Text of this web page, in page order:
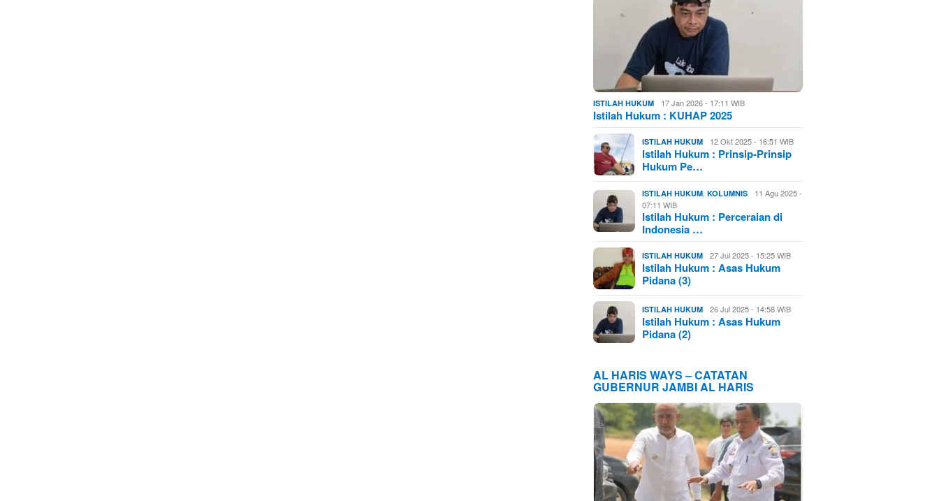
ISTILAH HUKUM 17 Jan 2026 - 17:11 WIB
Istilah Hukum : KUHAP 2025
ISTILAH HUKUM 12 Okt 2025 - 16:51 WIB
Istilah Hukum : Prinsip-Prinsip
Hukum Pe…
ISTILAH HUKUM ,KOLUMNIS
11 Agu 2025 -
07:11 WIB
Istilah Hukum : Perceraian di
Indonesia …
ISTILAH HUKUM 27 Jul 2025 - 15:25 WIB
Istilah Hukum : Asas Hukum
Pidana (3)
ISTILAH HUKUM 26 Jul 2025 - 14:58 WIB
Istilah Hukum : Asas Hukum
Pidana (2)
AL HARIS WAYS – CATATAN
GUBERNUR JAMBI AL HARIS